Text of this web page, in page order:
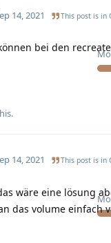
14, 2021 This post is in
bei den
14, 2021 This post is in
wäre eine lösung
das volume einfach